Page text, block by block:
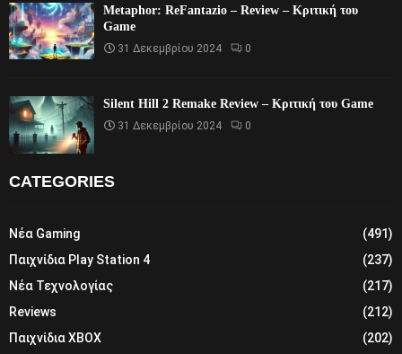
Metaphor: ReFantazio – Review – Κριτική του
Game
31 Δεκεμβρίου 2024 0
Silent Hill 2 Remake Review – Κριτική του Game
31 Δεκεμβρίου 2024 0
CATEGORIES
Νέα Gaming
(491)
Παιχνίδια Play Station 4
(237)
Νέα Τεχνολογίας
(217)
Reviews
(212)
Παιχνίδια XBOX
(202)